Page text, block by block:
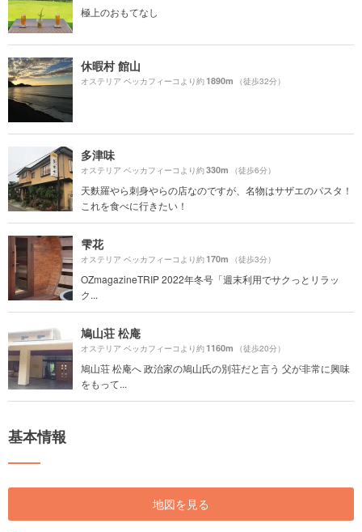
極上のおもてなし
休暇村 館山
オステリア ベッカフィーコより約1890m （徒歩32分）
多津味
オステリア ベッカフィーコより約330m （徒歩6分）
天麩羅やら刺身やらの店なのですが、名物はサザエのパスタ！
これを食べに行きたい！
雫花
オステリア ベッカフィーコより約170m （徒歩3分）
OZmagazineTRIP 2022年冬号「週末利用でサクっとリラッ
ク...
鳩山荘 松庵
オステリア ベッカフィーコより約1160m （徒歩20分）
鳩山荘 松庵へ 政治家の鳩山氏の別荘だと言う 父が非常に興味
をもって...
基本情報
地図を見る